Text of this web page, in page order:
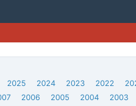
2025 2024 2023 2022
2006 2005 2004 2003